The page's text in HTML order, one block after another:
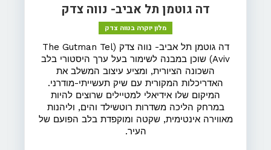
דה גוטמן תל אביב- נווה צדק
מלון יוקרה בנווה צדק
דה גוטמן תל אביב- נווה צדק (The Gutman Tel
Aviv) שוכן במבנה לשימור בעל ערך היסטורי בלב
השכונה הציורית, ומציע עיצוב המשלב את
האדריכלות המקורית עם שיק תעשייתי-מודרני.
המיקום שלו אידיאלי למטיילים שרוצים להיות
במרחק הליכה משדרות רוטשילד והים, וליהנות
מאווירה אינטימית, שקטה ומוקפדת בלב הפועם של
העיר.